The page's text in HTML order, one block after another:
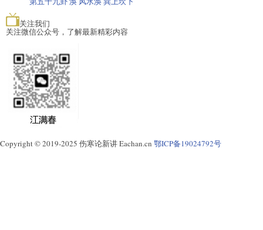
关注我们
关注微信公众号，了解最新精彩内容
Copyright © 2019-2025 伤寒论新讲 Eachan.cn 鄂ICP备19024792号